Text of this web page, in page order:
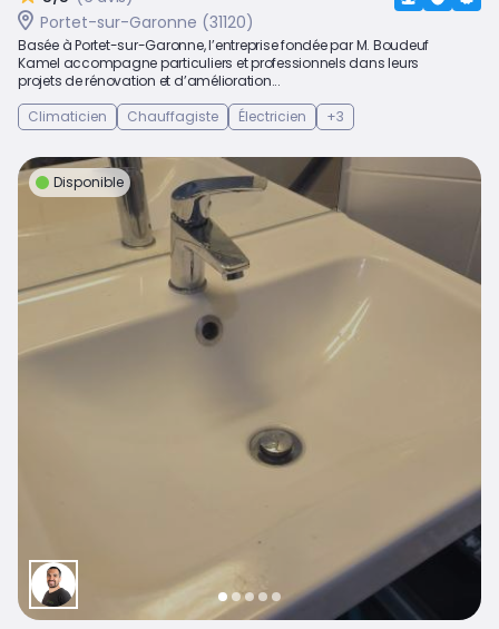
Portet-sur-Garonne (31120)
Basée à Portet-sur-Garonne, l’entreprise fondée par M. Boudeuf
Kamel accompagne particuliers et professionnels dans leurs
projets de rénovation et d’amélioration...
Climaticien
Chauffagiste Électricien +3
Disponible